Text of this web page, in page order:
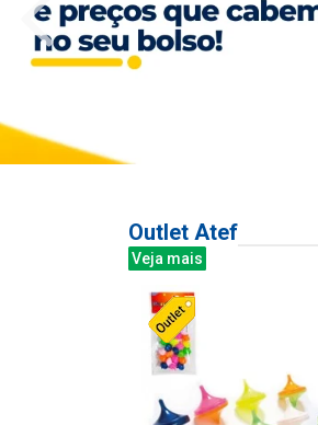
Outlet Atef
Veja mais